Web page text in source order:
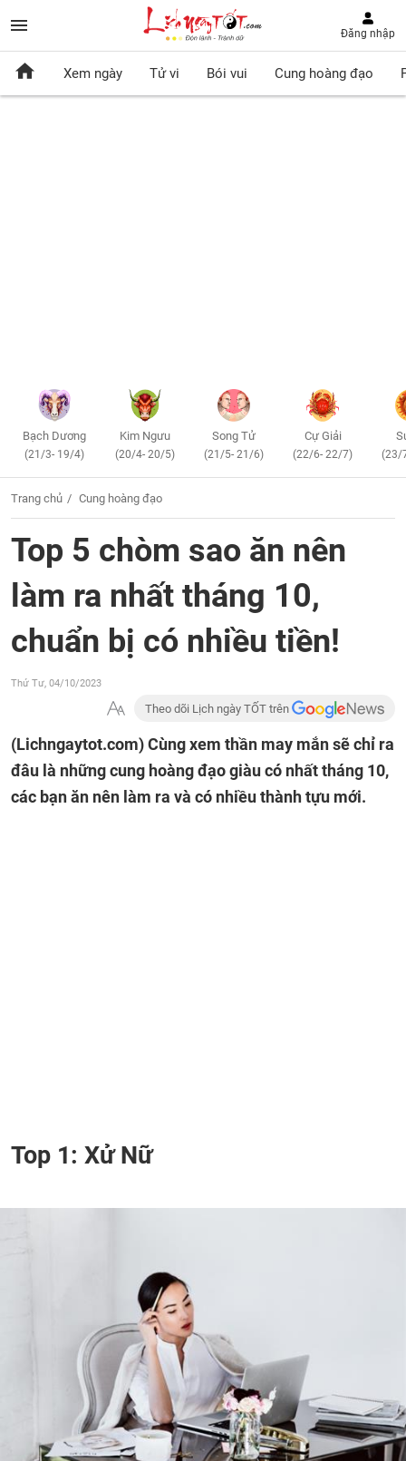
Đăng nhập
Xem ngày Tử vi Bói vui Cung hoàng đạo
Bạch Dương
(21/3- 19/4)
Kim Ngưu
(20/4- 20/5)
Song Tử
(21/5- 21/6)
Cự Giải
(22/6- 22/7) (23/
Trang chủ Cung hoàng đạo
Top 5 chòm sao ăn nên
làm ra nhất tháng 10,
chuẩn bị có nhiều tiền!
Thứ Tư, 04/10/2023
Theo dõi Lịch ngày TỐT trên
(Lichngaytot.com)Cùng xem thần may mắn sẽ chỉ ra
đâu là những cung hoàng đạo giàu có nhất tháng 10,
các bạn ăn nên làm ra và có nhiều thành tựu mới.
Top 1: Xử Nữ